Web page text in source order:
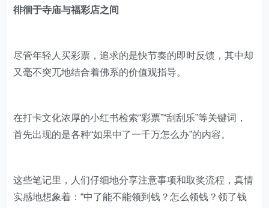
徘徊于寺庙与福彩店之间
尽管年轻人买彩票，追求的是快节奏的即时反馈，其中却
又毫不突兀地结合着佛系的价值观指导。
在打卡文化浓厚的小红书检索“彩票”“刮刮乐”等关键词，
首先出现的是各种“如果中了一千万怎么办”的内容。
这些笔记里，人们仔细地分享注意事项和取奖流程，真情
实感地想象着：“中了能不能领到钱？怎么领钱？领了钱